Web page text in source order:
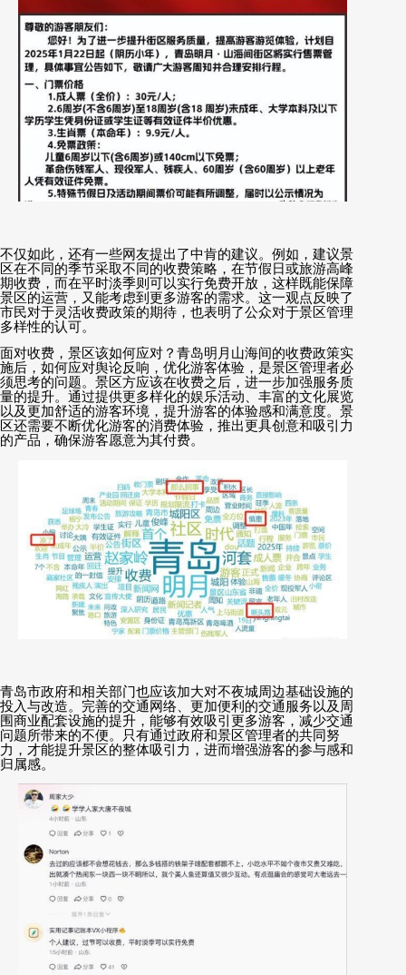
不仅如此，还有一些网友提出了中肯的建议。例如，建议景
区在不同的季节采取不同的收费策略，在节假日或旅游高峰
期收费，而在平时淡季则可以实行免费开放，这样既能保障
景区的运营，又能考虑到更多游客的需求。这一观点反映了
市民对于灵活收费政策的期待，也表明了公众对于景区管理
多样性的认可。
面对收费，景区该如何应对？青岛明月山海间的收费政策实
施后，如何应对舆论反响，优化游客体验，是景区管理者必
须思考的问题。景区方应该在收费之后，进一步加强服务质
量的提升。通过提供更多样化的娱乐活动、丰富的文化展览
以及更加舒适的游客环境，提升游客的体验感和满意度。景
区还需要不断优化游客的消费体验，推出更具创意和吸引力
的产品，确保游客愿意为其付费。
青岛市政府和相关部门也应该加大对不夜城周边基础设施的
投入与改造。完善的交通网络、更加便利的交通服务以及周
围商业配套设施的提升，能够有效吸引更多游客，减少交通
问题所带来的不便。只有通过政府和景区管理者的共同努
力，才能提升景区的整体吸引力，进而增强游客的参与感和
归属感。